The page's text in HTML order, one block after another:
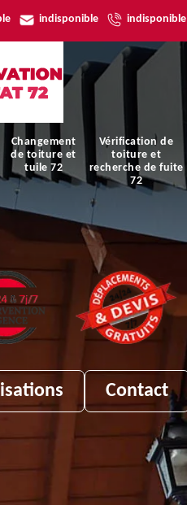
indisponible indisponible
Changement
de toiture et
tuile 72
Vérification de
toiture et
recherche de fuite
72
Contact